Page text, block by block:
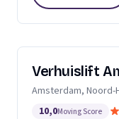
Verhuislift
Amsterdam, Noord-
10,0Moving Score